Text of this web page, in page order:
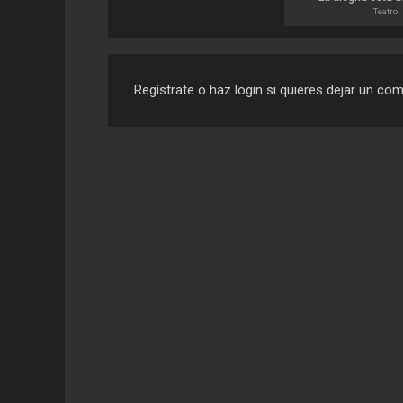
Teatro
Regístrate o haz login si quieres dejar un